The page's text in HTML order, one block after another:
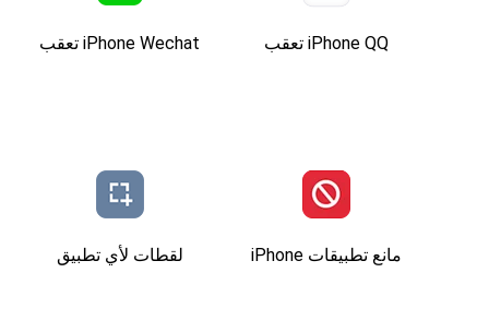
iPhone Wechat تعقب iPhone QQ تعقب
لقطات لأي تطبيق مانع تطبيقات iPhone